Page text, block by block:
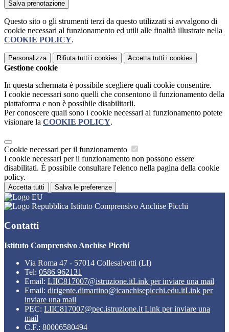
Questo sito o gli strumenti terzi da questo utilizzati si avvalgono di
cookie necessari al funzionamento ed utili alle finalità illustrate nella
COOKIE POLICY.
Personalizza Rifiuta tutti i cookies Accetta tutti i cookies
Gestione cookie
In questa schermata è possibile scegliere quali cookie consentire.
I cookie necessari sono quelli che consentono il funzionamento della
piattaforma e non è possibile disabilitarli.
Per conoscere quali sono i cookie necessari al funzionamento potete
visionare la COOKIE POLICY.
Cookie necessari per il funzionamento
I cookie necessari per il funzionamento non possono essere
disabilitati. È possibile consultare l'elenco nella pagina della cookie
policy.
Accetta tutti Salva le preferenze
Istituto Comprensivo Anchise Picchi
Contatti
Istituto Comprensivo Anchise Picchi
Via Roma 47 - 57014 Collesalvetti (LI)
Tel: 0586 962131
Email: LIIC817007@istruzione.itLink per inviare una mail
Email: dirigente.dimartino@icanchisepicchi.edu.itLink per
inviare una mail
PEC: LIIC817007@pec.istruzione.it Link per inviare una
mail
C.F.: 80006580494